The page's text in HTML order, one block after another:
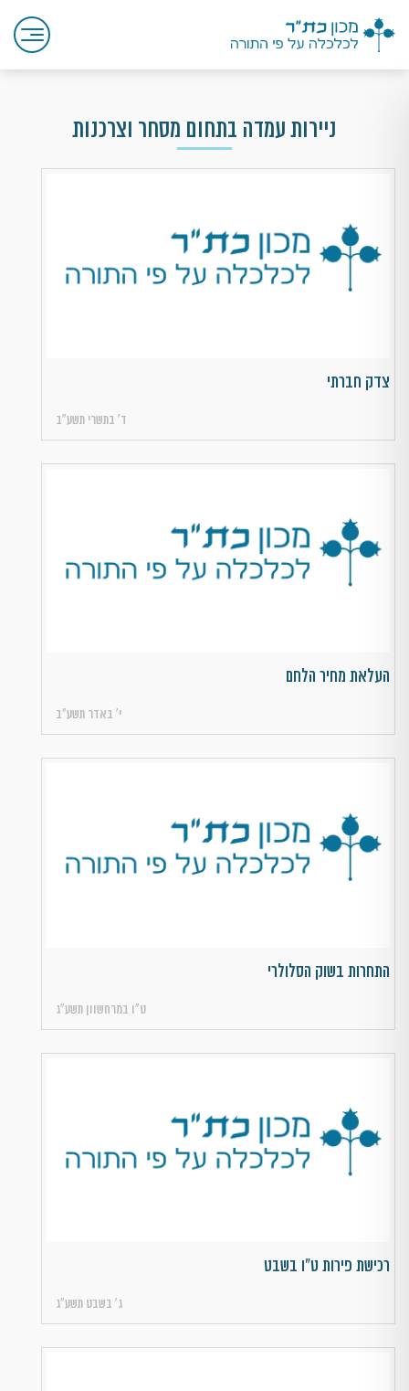
ניירות עמדה בתחום מסחר וצרכנות
צדק חברתי
ד׳ בתשרי תשע״ב
העלאת מחיר הלחם
י׳ באדר תשע״ב
התחרות בשוק הסלולרי
ט״ו במרחשוון תשע״ג
רכישת פירות ט"ו בשבט
ג׳ בשבט תשע״ג